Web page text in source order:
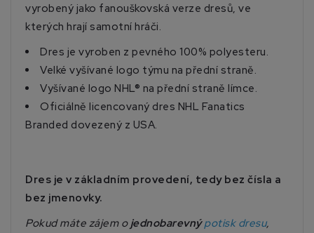
vyrobený jako fanouškovská verze dresů, ve
kterých hrají samotní hráči.
Dres je vyroben z pevného 100% polyesteru.
Velké vyšívané logo týmu na přední straně.
Vyšívané logo NHL® na přední straně límce.
Oficiálně licencovaný dres NHL Fanatics
Branded dovezený z USA.
Dres je v základním provedení, tedy bez čísla a
bez jmenovky.
Pokud máte zájem o jednobarevný potisk dresu,